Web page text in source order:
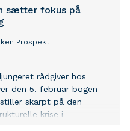
sætter fokus på
Prospekt
rådgiver hos
den 5. februar bogen
skarpt på den
krise i